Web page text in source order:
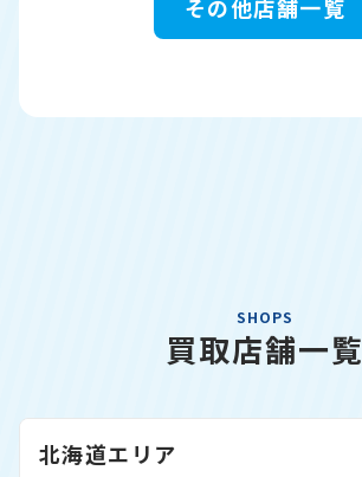
その他店舗一覧
SHOPS
買取店舗一覧
北海道エリア